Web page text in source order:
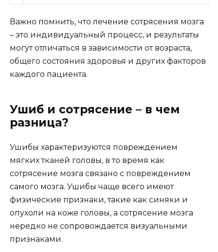
Важно помнить, что лечение сотрясения мозга
– это индивидуальный процесс, и результаты
могут отличаться в зависимости от возраста,
общего состояния здоровья и других факторов
каждого пациента.
Ушиб и сотрясение – в чем
разница?
Ушибы характеризуются повреждением
мягких тканей головы, в то время как
сотрясение мозга связано с повреждением
самого мозга. Ушибы чаще всего имеют
физические признаки, такие как синяки и
опухоли на коже головы, а сотрясение мозга
нередко не сопровождается визуальными
признаками.